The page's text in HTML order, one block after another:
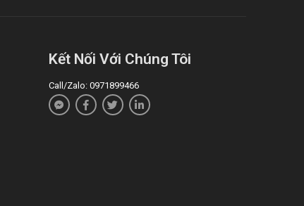
Kết Nối Với Chúng Tôi
Call/Zalo: 0971899466